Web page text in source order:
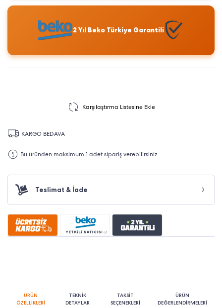
2 Yıl Beko Türkiye Garantili
Karşılaştırma Listesine Ekle
KARGO BEDAVA
Bu üründen maksimum 1 adet sipariş verebilirsiniz
Teslimat & İade
ÜRÜN
ÖZELLİKLERİ
TEKNİK
DETAYLAR
TAKSİT
SEÇENEKLERİ
ÜRÜN
DEĞERLENDİRMELERİ